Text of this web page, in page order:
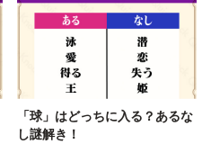
「球」はどっちに入る？あるな
し謎解き！